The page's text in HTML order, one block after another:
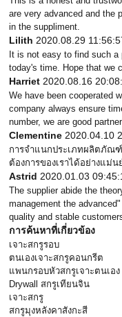
are very advanced and the
in the suppliment.
Lilith 2020.08.29
It is not easy to find such
today's time. Hope that we
Harriet 2020.08.16
We have been cooperated
company always ensure
number, we are good
Clementine 2020.04.10
การจำแนกประเภทผลิตภัณ
ต้องการของเราได้อย่างแม่
Astrid 2020.01.03
The supplier abide the
management the
quality and stable
การค้นหาที่เกี่ยวข้อง
เจาะสกรูรอบ
ตนเองเจาะสกรูคอนกรีต
แพนกรอบหัวสกรูเจาะตนเอง
Drywall สกรูเทียนจิน
เจาะสกรู
สกรูมุงหลังคาสังกะสี